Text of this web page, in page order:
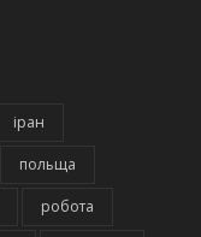
іран
польща
робота